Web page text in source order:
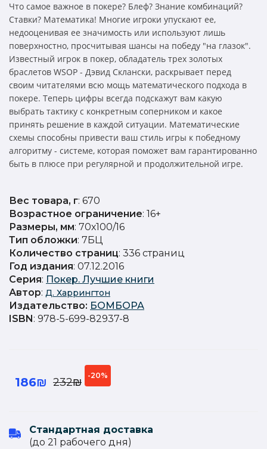
Что самое важное в покере? Блеф? Знание комбинаций?
Ставки? Математика! Многие игроки упускают ее,
недооценивая ее значимость или используют лишь
поверхностно, просчитывая шансы на победу "на глазок".
Известный игрок в покер, обладатель трех золотых
браслетов WSOP - Дэвид Склански, раскрывает перед
своим читателями всю мощь математического подхода в
покере. Теперь цифры всегда подскажут вам какую
выбрать тактику с конкретным соперником и какое
принять решение в каждой ситуации. Математические
схемы способны привести ваш стиль игры к победному
алгоритму - системе, которая поможет вам гарантированно
быть в плюсе при регулярной и продолжительной игре.
Вес товара, г: 670
Возрастное ограничение: 16+
Размеры, мм: 70х100/16
Тип обложки: 7БЦ
Количество страниц: 336 страниц
Год издания: 07.12.2016
Серия: Покер. Лучшие книги
Автор: Д. Харрингтон
Издательство: БОМБОРА
ISBN: 978-5-699-82937-8
186₪ 232₪
-20%
Стандартная доставка
(до 21 рабочего дня)